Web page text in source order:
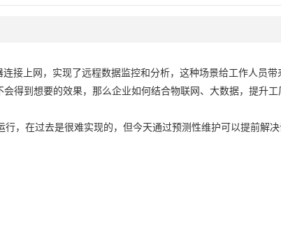
接上网，实现了远程数据监控和分析，这种场景给工作人员带
得到想要的效果，那么企业如何结合物联网、大数据，提升工
，在过去是很难实现的，但今天通过预测性维护可以提前解